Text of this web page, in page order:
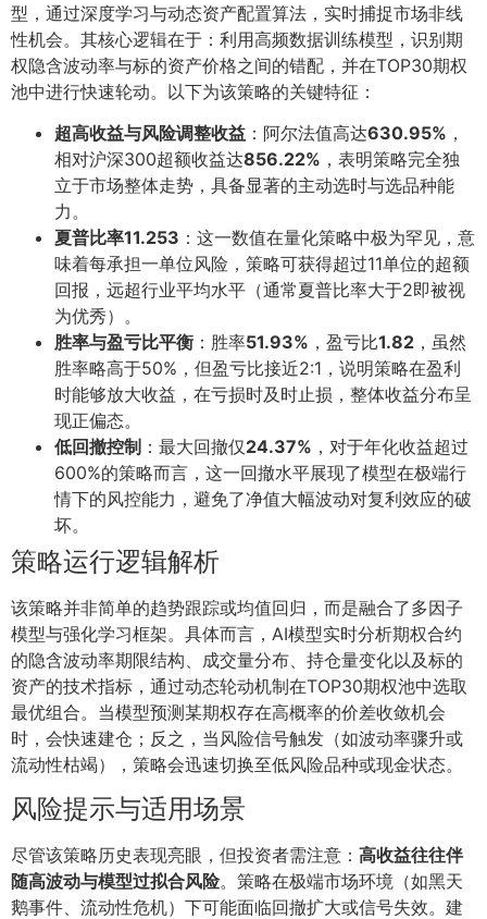
型，通过深度学习与动态资产配置算法，实时捕捉市场非线
性机会。其核心逻辑在于：利用高频数据训练模型，识别期
权隐含波动率与标的资产价格之间的错配，并在TOP30期权
池中进行快速轮动。以下为该策略的关键特征：
超高收益与风险调整收益 ：阿尔法值高达630.95% ，
相对沪深300超额收益达856.22% ，表明策略完全独
立于市场整体走势，具备显著的主动选时与选品种能
力。
夏普比率11.253 ：这一数值在量化策略中极为罕见，意
味着每承担一单位风险，策略可获得超过11单位的超额
回报，远超行业平均水平（通常夏普比率大于2即被视
为优秀）。
胜率与盈亏比平衡 ：胜率51.93% ，盈亏比1.82 ，虽然
胜率略高于50%，但盈亏比接近2:1，说明策略在盈利
时能够放大收益，在亏损时及时止损，整体收益分布呈
现正偏态。
低回撤控制 ：最大回撤仅24.37% ，对于年化收益超过
600%的策略而言，这一回撤水平展现了模型在极端行
情下的风控能力，避免了净值大幅波动对复利效应的破
坏。
策略运行逻辑解析
该策略并非简单的趋势跟踪或均值回归，而是融合了多因子
模型与强化学习框架。具体而言，AI模型实时分析期权合约
的隐含波动率期限结构、成交量分布、持仓量变化以及标的
资产的技术指标，通过动态轮动机制在TOP30期权池中选取
最优组合。当模型预测某期权存在高概率的价差收敛机会
时，会快速建仓；反之，当风险信号触发（如波动率骤升或
流动性枯竭），策略会迅速切换至低风险品种或现金状态。
风险提示与适用场景
尽管该策略历史表现亮眼，但投资者需注意： 高收益往往伴
随高波动与模型过拟合风险。策略在极端市场环境（如黑天
鹅事件、流动性危机）下可能面临回撤扩大或信号失效。建